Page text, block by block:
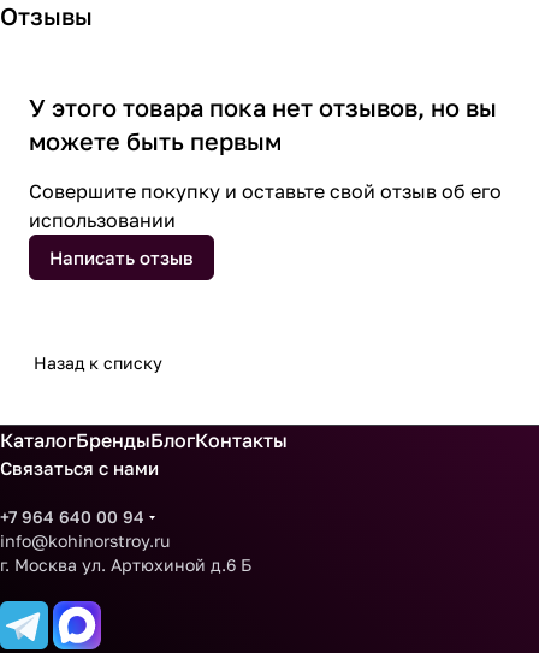
Отзывы
У этого товара пока нет отзывов, но вы
можете быть первым
Совершите покупку и оставьте свой отзыв об его
использовании
Написать отзыв
Назад к списку
КаталогБрендыБлогКонтакты
Связаться с нами
+7 964 640 00 94
info@kohinorstroy.ru
г. Москва ул. Артюхиной д.6 Б